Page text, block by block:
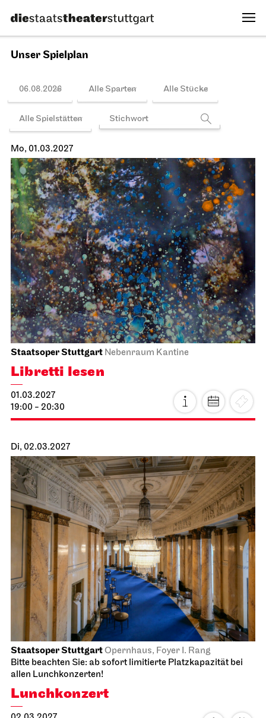
Spielplan
13.02.2027
Schauspiel StuttgartSchauspielhaus
Premiere
Kabale und Liebe
13.02.2027
19:30
So, 14.02.2027
Stuttgarter Ballett
Opernhaus
Familienvorstellung
Don Quijote
14.02.2027
14:00 - 16:45